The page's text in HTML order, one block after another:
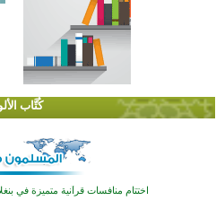
كُتَّاب
اختتام الدورة التاسعة لمسابقة حفظ
تيسليتش تختتم برنامجا تعليميا لتعزيز
اختتام منافسات قرآنية متميزة في بنغلاديش